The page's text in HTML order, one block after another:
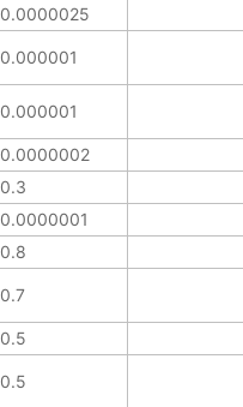
0.0000025
0.000001
0.000001
0.0000002
0.3
0.0000001
0.8
0.7
0.5
0.5